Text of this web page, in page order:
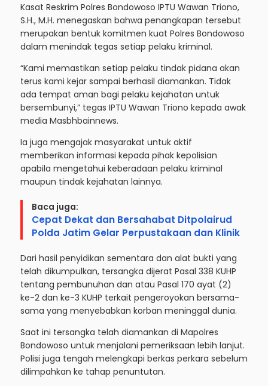
Kasat Reskrim Polres Bondowoso IPTU Wawan Triono,
S.H., M.H. menegaskan bahwa penangkapan tersebut
merupakan bentuk komitmen kuat Polres Bondowoso
dalam menindak tegas setiap pelaku kriminal.
“Kami memastikan setiap pelaku tindak pidana akan
terus kami kejar sampai berhasil diamankan. Tidak
ada tempat aman bagi pelaku kejahatan untuk
bersembunyi,” tegas IPTU Wawan Triono kepada awak
media Masbhbainnews.
Ia juga mengajak masyarakat untuk aktif
memberikan informasi kepada pihak kepolisian
apabila mengetahui keberadaan pelaku kriminal
maupun tindak kejahatan lainnya.
Baca juga:
Cepat Dekat dan Bersahabat Ditpolairud
Polda Jatim Gelar Perpustakaan dan Klinik
Dari hasil penyidikan sementara dan alat bukti yang
telah dikumpulkan, tersangka dijerat Pasal 338 KUHP
tentang pembunuhan dan atau Pasal 170 ayat (2)
ke-2 dan ke-3 KUHP terkait pengeroyokan bersama-
sama yang menyebabkan korban meninggal dunia.
Saat ini tersangka telah diamankan di Mapolres
Bondowoso untuk menjalani pemeriksaan lebih lanjut.
Polisi juga tengah melengkapi berkas perkara sebelum
dilimpahkan ke tahap penuntutan.